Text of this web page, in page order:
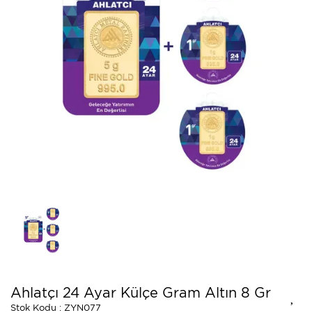
Ahlatçı 24 Ayar Külçe Gram Altın 8 Gr
Stok Kodu : ZYN077